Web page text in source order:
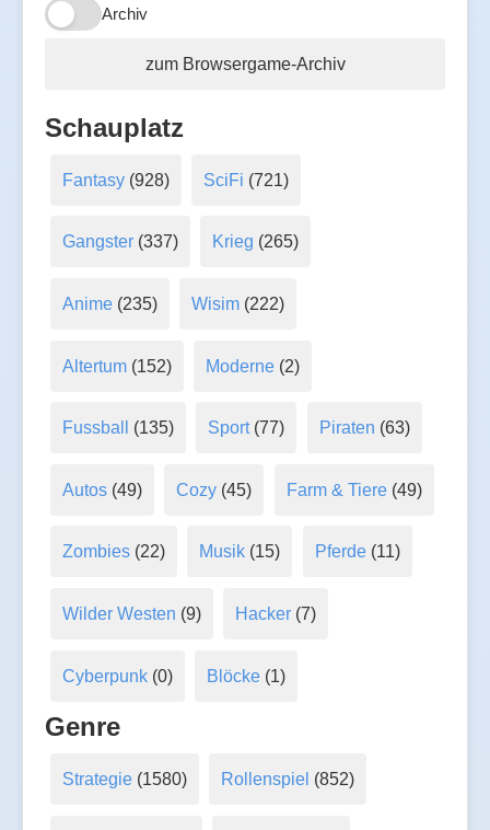
Archiv
zum Browsergame-Archiv
Schauplatz
Fantasy(928) SciFi (721)
Gangster(337) Krieg (265)
Anime(235) Wisim (222)
Altertum(152) Moderne (2)
Fussball (135) Sport(77) Piraten (63)
Autos(49) Cozy (45) Farm & Tiere(49)
Zombies(22) Musik (15) Pferde(11)
Wilder Westen (9) Hacker (7)
Cyberpunk(0) Blöcke (1)
Genre
Strategie(1580) Rollenspiel (852)